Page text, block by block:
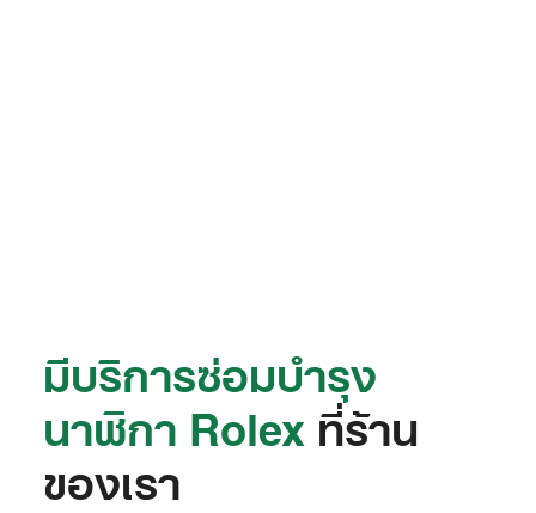
มีบริการซ่อมบำรุง
นาฬิกา Rolex ที่ร้าน
ของเรา